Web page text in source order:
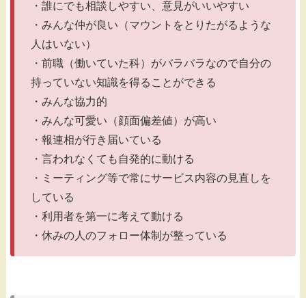
・誰にでも相談しやすい、意見がいいやすい
・みんな仲が良い（マウントをとりたがるような
人はいない）
・前職（働いていた科）がバラバラなので自分の
持っていない知識を得ることができる
・みんな協力的
・みんな可愛い（顔面偏差値）が高い
・報連相が行き届いている
・言われなくても自発的に動ける
・ミーティング等で常にサービス内容の見直しを
している
・利用者を第一に考えて動ける
・休みの人のフォロー体制が整っている